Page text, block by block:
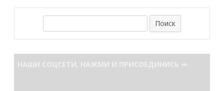
НАШИ СОЦСЕТИ, НАЖМИ И ПРИСОЕДИНИСЬ ⇒